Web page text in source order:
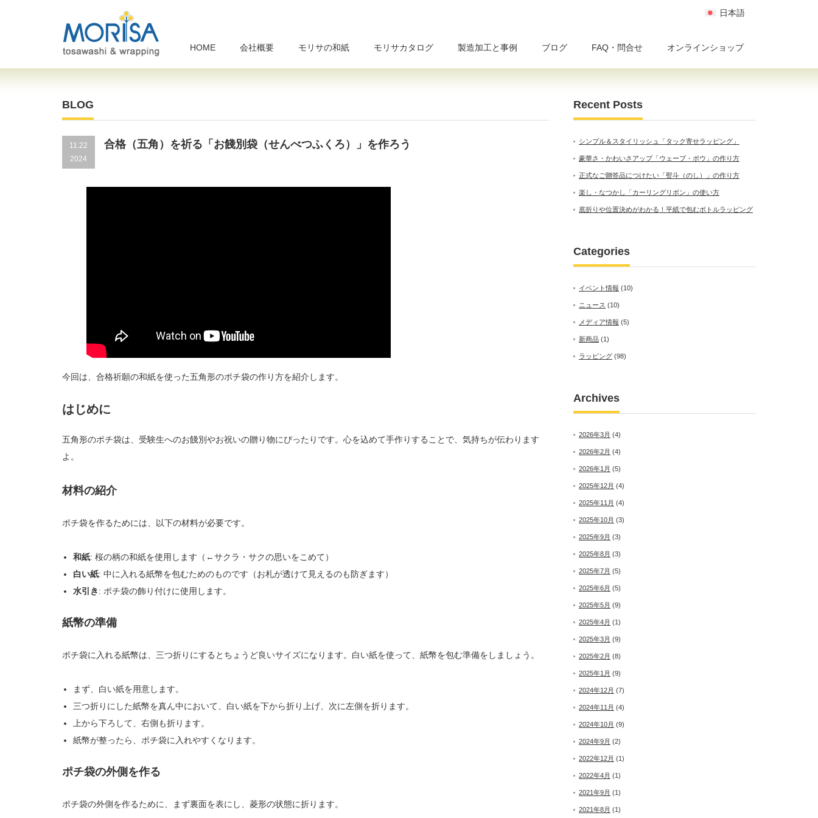
日本語
HOME 会社概要 モリサの和紙 モリサカタログ 製造加工と事例 ブログ FAQ・問合せ オンラインショップ
BLOG
11.22
2024
合格（五角）を祈る「お餞別袋（せんべつふくろ）」を作ろう
今回は、合格祈願の和紙を使った五角形のポチ袋の作り方を紹介します。
はじめに
五角形のポチ袋は、受験生へのお餞別やお祝いの贈り物にぴったりです。心を込めて手作りすることで、気持ちが伝わります
よ。
材料の紹介
ポチ袋を作るためには、以下の材料が必要です。
和紙: 桜の柄の和紙を使用します（←サクラ・サクの思いをこめて）
白い紙: 中に入れる紙幣を包むためのものです（お札が透けて見えるのも防ぎます）
水引き: ポチ袋の飾り付けに使用します。
紙幣の準備
ポチ袋に入れる紙幣は、三つ折りにするとちょうど良いサイズになります。白い紙を使って、紙幣を包む準備をしましょう。
まず、白い紙を用意します。
三つ折りにした紙幣を真ん中において、白い紙を下から折り上げ、次に左側を折ります。
上から下ろして、右側も折ります。
紙幣が整ったら、ポチ袋に入れやすくなります。
ポチ袋の外側を作る
ポチ袋の外側を作るために、まず裏面を表にし、菱形の状態に折ります。
Recent Posts
シンプル＆スタイリッシュ「タック寄せラッピング」
豪華さ・かわいさアップ「ウェーブ・ボウ」の作り方
正式なご贈答品につけたい「熨斗（のし）」の作り方
楽し・なつかし「カーリングリボン」の使い方
底折りや位置決めがわかる！平紙で包むボトルラッピング
Categories
イベント情報 (10)
ニュース (10)
メディア情報 (5)
新商品 (1)
ラッピング (98)
Archives
2026年3月 (4)
2026年2月 (4)
2026年1月 (5)
2025年12月 (4)
2025年11月 (4)
2025年10月 (3)
2025年9月 (3)
2025年8月 (3)
2025年7月 (5)
2025年6月 (5)
2025年5月 (9)
2025年4月 (1)
2025年3月 (9)
2025年2月 (8)
2025年1月 (9)
2024年12月 (7)
2024年11月 (4)
2024年10月 (9)
2024年9月 (2)
2022年12月 (1)
2022年4月 (1)
2021年9月 (1)
2021年8月 (1)